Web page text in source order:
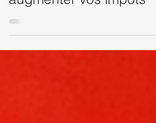
augmenter vos impôts